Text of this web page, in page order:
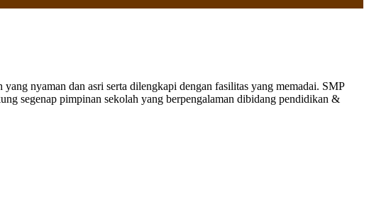
nyaman dan asri serta dilengkapi dengan fasilitas yang memadai. SMP
segenap pimpinan sekolah yang berpengalaman dibidang pendidikan &